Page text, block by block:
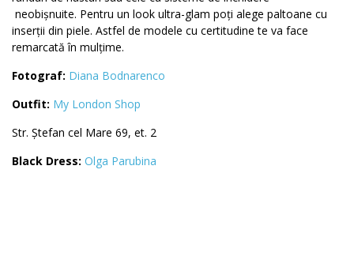
neobișnuite. Pentru un look ultra-glam poți alege paltoane cu
inserții din piele. Astfel de modele cu certitudine te va face
remarcată în mulțime.
Fotograf: Diana Bodnarenco
Outfit: My London Shop
Str. Ștefan cel Mare 69, et. 2
Black Dress: Olga Parubina